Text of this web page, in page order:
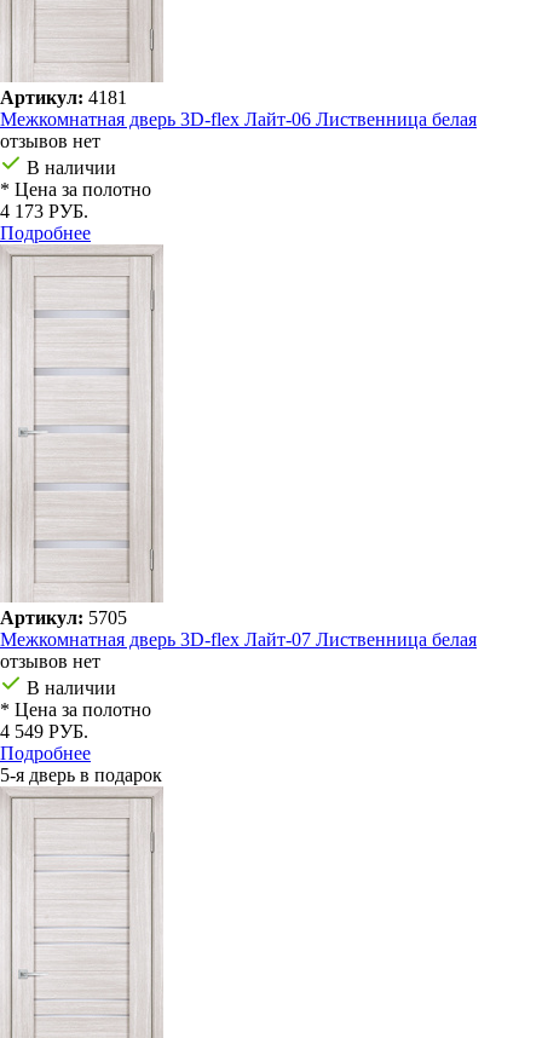
Артикул: 4181
Межкомнатная дверь 3D-flex Лайт-06 Лиственница белая
отзывов нет
В наличии
* Цена за полотно
4 173 РУБ.
Подробнее
Артикул: 5705
Межкомнатная дверь 3D-flex Лайт-07 Лиственница белая
отзывов нет
В наличии
* Цена за полотно
4 549 РУБ.
Подробнее
5-я дверь в подарок